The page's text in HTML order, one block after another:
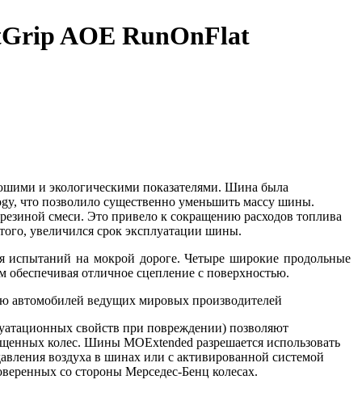
AOE RunOnFlat
и экологическими показателями. Шина была
что позволило существенно уменьшить массу шины.
смеси. Это привело к сокращению расходов топлива
увеличился срок эксплуатации шины.
испытаний на мокрой дороге. Четыре широкие продольные
отличное сцепление с поверхностью.
автомобилей ведущих мировых производителей
свойств при повреждении) позволяют
колес. Шины MOExtended разрешается использовать
воздуха в шинах или с активированной системой
со стороны Мерседес-Бенц колесах.